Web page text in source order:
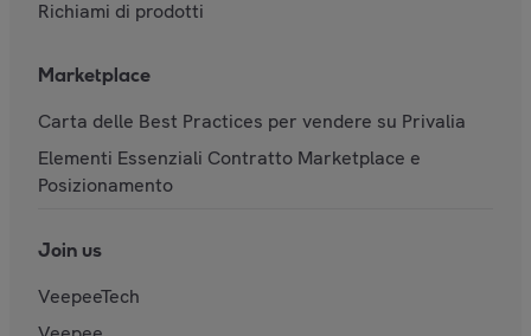
Richiami di prodotti
Marketplace
Carta delle Best Practices per vendere su Privalia
Elementi Essenziali Contratto Marketplace e
Posizionamento
Join us
VeepeeTech